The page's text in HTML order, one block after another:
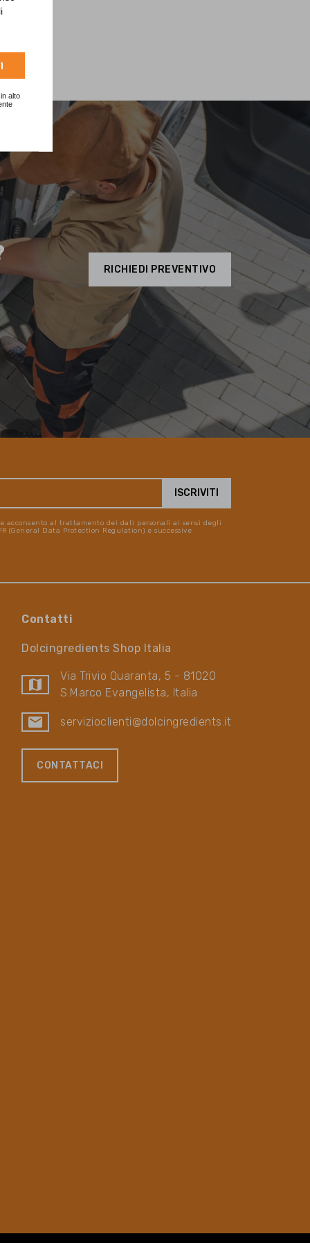
alto
RICHIEDI PREVENTIVO
acconsento al trattamento dei dati personali ai sensi degli
(General Data Protection Regulation) e successive
Contatti
Dolcingredients Shop Italia
map
Via Trivio Quaranta, 5 - 81020
S.Marco Evangelista, Italia
mail servizioclienti@dolcingredients.it
CONTATTACI